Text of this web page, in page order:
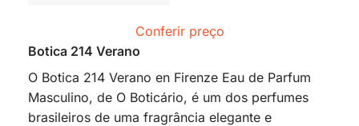
Conferir preço
Botica 214 Verano
O Botica 214 Verano en Firenze Eau de Parfum
Masculino, de O Boticário, é um dos perfumes
brasileiros de uma fragrância elegante e